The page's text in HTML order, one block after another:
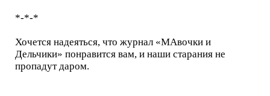
*-*-*
Хочется надеяться, что журнал «МАвочки и
Дельчики» понравится вам, и наши старания не
пропадут даром.